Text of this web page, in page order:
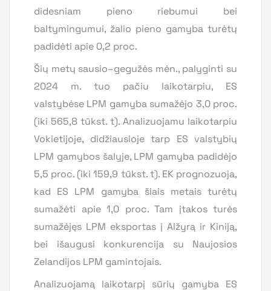
didesniam pieno riebumui bei
baltymingumui, žalio pieno gamyba turėtų
padidėti apie 0,2 proc.
Šių metų sausio–gegužės mėn., palyginti su
2024 m. tuo pačiu laikotarpiu, ES
valstybėse LPM gamyba sumažėjo 3,0 proc.
(iki 565,8 tūkst. t). Analizuojamu laikotarpiu
Vokietijoje, didžiausioje tarp ES valstybių
LPM gamybos šalyje, LPM gamyba padidėjo
5,5 proc. (iki 159,9 tūkst. t). EK prognozuoja,
kad ES LPM gamyba šiais metais turėtų
sumažėti apie 1,0 proc. Tam įtakos turės
sumažėjęs LPM eksportas į Alžyrą ir Kiniją,
bei išaugusi konkurencija su Naujosios
Zelandijos LPM gamintojais.
Analizuojamą laikotarpį sūrių gamyba ES